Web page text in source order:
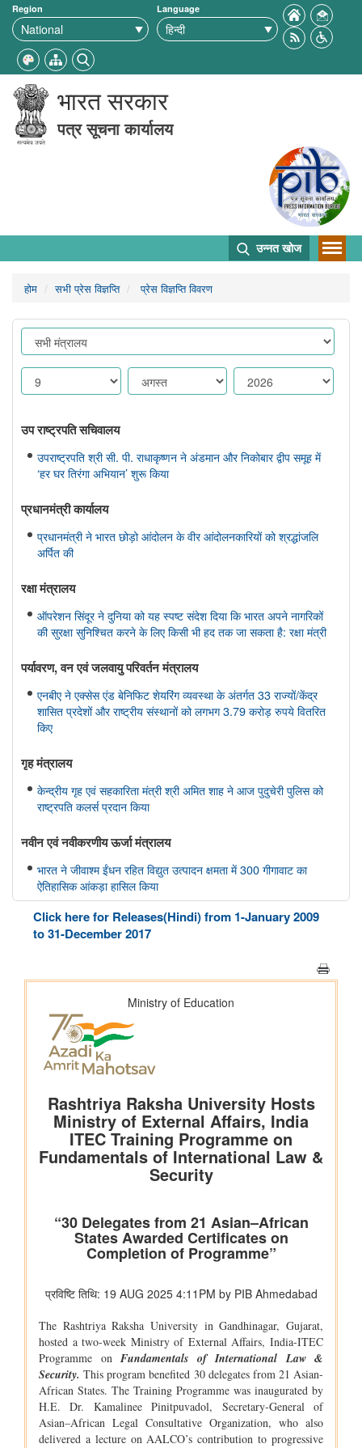
Region Language
भारत सरकार
पत्र सूचना कार्यालय
उन्नत खोज
होम सभी प्रेस विज्ञप्ति प्रेस विज्ञप्ति विवरण
उप राष्ट्रपति सचिवालय
उपराष्ट्रपति श्री सी. पी. राधाकृष्णन ने अंडमान और निकोबार द्वीप समूह में
‘हर घर तिरंगा अभियान’ शुरू किया
प्रधानमंत्री कार्यालय
प्रधानमंत्री ने भारत छोड़ो आंदोलन के वीर आंदोलनकारियों को श्रद्धांजलि
अर्पित की
रक्षा मंत्रालय
ऑपरेशन सिंदूर ने दुनिया को यह स्पष्ट संदेश दिया कि भारत अपने नागरिकों
की सुरक्षा सुनिश्चित करने के लिए किसी भी हद तक जा सकता है: रक्षा मंत्री
पर्यावरण, वन एवं जलवायु परिवर्तन मंत्रालय
एनबीए ने एक्सेस एंड बेनिफिट शेयरिंग व्यवस्था के अंतर्गत 33 राज्यों/केंद्र
शासित प्रदेशों और राष्ट्रीय संस्थानों को लगभग 3.79 करोड़ रुपये वितरित
किए
गृह मंत्रालय
केन्द्रीय गृह एवं सहकारिता मंत्री श्री अमित शाह ने आज पुदुचेरी पुलिस को
राष्ट्रपति कलर्स प्रदान किया
नवीन एवं नवीकरणीय ऊर्जा मंत्रालय
भारत ने जीवाश्म ईंधन रहित विद्युत उत्पादन क्षमता में 300 गीगावाट का
ऐतिहासिक आंकड़ा हासिल किया
विज्ञान एवं प्रौद्योगिकी मंत्रालय
सामाजिक न्‍याय एवं अधिकारिता मंत्रालय
पिछले तीन वित्त वर्षों के दौरान कर्नाटक में अनुसूचित जाति के विद्यार्थियों के
लिए पोस्ट-मैट्रिक छात्रवृत्ति के अंतर्गत 1,178.20 करोड़ रुपये की केंद्रीय
हिस्सेदारी जारी
कुमार को बी.टेक की पढ़ाई पूरी करने में कैसे मदद की
वित्तीय बाधाओं से लेकर शैक्षिक आकांक्षाओं तक: अनु प्रिया को बी.टेक की
पढ़ाई पूरी करने में छात्रवृत्ति सहायता ने कैसे मदद की
वित्तीय बाधाओं से लेकर तकनीकी आकांक्षाओं तक: यारा महेश को बी.टेक की
पढ़ाई पूरी करने में छात्रवृत्ति सहायता ने कैसे मदद की
युवा कार्यक्रम एवं खेल मंत्रालय
खेल मंत्री डॉ. मनसुख मांडविया ने गुजरात के हनोल से युवाओं, माई भारत और
एनएसएस के साथ ‘फिट इंडिया संडे ऑन साइकिल’ के 85वें संस्करण का
अन्य
केंद्रीकृत जन शिकायत निवारण और निगरानी प्रणाली (सीपीग्राम)
Click here for Releases(Hindi) from 1-January 2009
to 31-December 2017